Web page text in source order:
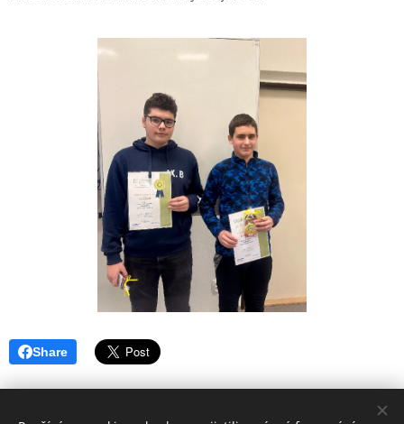
Share